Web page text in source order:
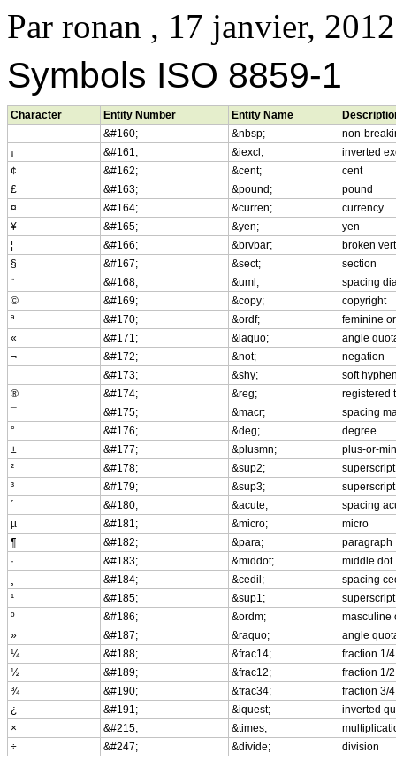
Par ronan , 17 janvier, 2012
Symbols ISO 8859-1
Character Entity Number Entity Name
&#160;
&nbsp;
non-
¡
&#161; &iexcl;
inverted
¢
&#162; &cent;
cent
£
&#163; &pound;
pound
¤
&#164; &curren;
currency
¥
&#165; &yen;
yen
¦
&#166; &brvbar;
broken
§
&#167; &sect;
section
¨
&#168; &uml;
spacing
©
&#169; &copy;
copyright
ª
&#170; &ordf;
feminine
«
&#171; &laquo;
angle
¬
&#172; &not;
negation
&#173;
&shy;
soft
®
&#174; &reg;
registered
&#175; &macr;
spacing
°
&#176; &deg;
degree
±
&#177; &plusmn;
plus-or-
²
&#178; &sup2;
³
&#179; &sup3;
´
&#180; &acute;
spacing
µ
&#181; &micro;
micro
¶
&#182; &para;
paragraph
·
&#183; &middot;
middle dot
&#184; &cedil;
spacing
¹
&#185; &sup1;
º
&#186; &ordm;
masculine
»
&#187; &raquo;
angle
¼
&#188; &frac14;
fraction 1/4
½
&#189; &frac12;
fraction 1/2
¾
&#190; &frac34;
fraction 3/4
¿
&#191; &iquest;
inverted
×
&#215; &times;
÷
&#247; &divide; division